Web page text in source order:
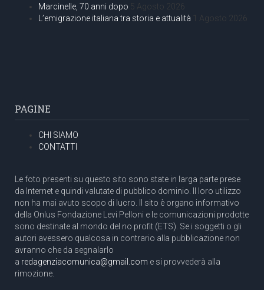
Marcinelle, 70 anni dopo 5 Agosto 2026
L’emigrazione italiana tra storia e attualità 1 Agosto 2026
PAGINE
CHI SIAMO
CONTATTI
Le foto presenti su questo sito sono state in larga parte prese
da Internet e quindi valutate di pubblico dominio. Il loro utilizzo
non ha mai avuto scopo di lucro. Il sito è organo informativo
della Onlus Fondazione Levi Pelloni e le comunicazioni prodotte
sono destinate al mondo del no profit (ETS). Se i soggetti o gli
autori avessero qualcosa in contrario alla pubblicazione non
avranno che da segnalarlo
a redagenziacomunica@gmail.com e si provvederà alla
rimozione.